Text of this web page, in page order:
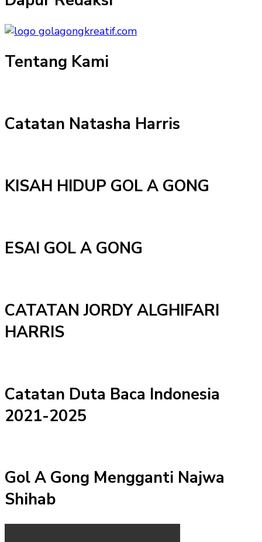
Tentang Kami
Catatan Natasha Harris
KISAH HIDUP GOL A GONG
ESAI GOL A GONG
CATATAN JORDY ALGHIFARI
HARRIS
Catatan Duta Baca Indonesia
2021-2025
Gol A Gong Mengganti Najwa
Shihab